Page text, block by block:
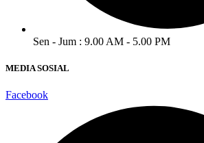
Sen - Jum : 9.00 AM - 5.00 PM
MEDIA SOSIAL
Facebook